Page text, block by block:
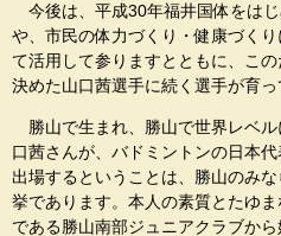
今後は、平成30年福井国体をは
や、市民の体力づくり・健康づく
て活用して参りますとともに、こ
決めた山口茜選手に続く選手が育っ
勝山で生まれ、勝山で世界レベ
口茜さんが、バドミントンの日本
出場するということは、勝山のみ
挙であります。本人の素質とたゆ
である勝山南部ジュニアクラブか